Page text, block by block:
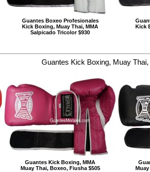
Guantes Boxeo Profesionales
Kick Boxing, Muay Thai, MMA
Salpicado Tricolor $930
Kick
Guantes Kick Boxing, Muay
Guantes Kick Boxing, MMA
Muay Thai, Boxeo, Fiusha $505